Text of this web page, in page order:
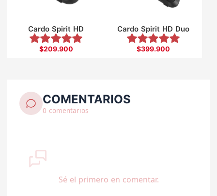
Cardo Spirit HD
$209.900
Cardo Spirit HD Duo
$399.900
COMENTARIOS
0 comentarios
Sé el primero en comentar.